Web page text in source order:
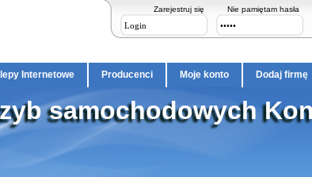
Zarejestruj się Nie pamiętam hasła
Internetowe Producenci Moje konto Dodaj firmę
samochodowych